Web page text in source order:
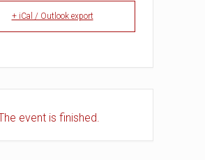
+ iCal / Outlook export
event is finished.